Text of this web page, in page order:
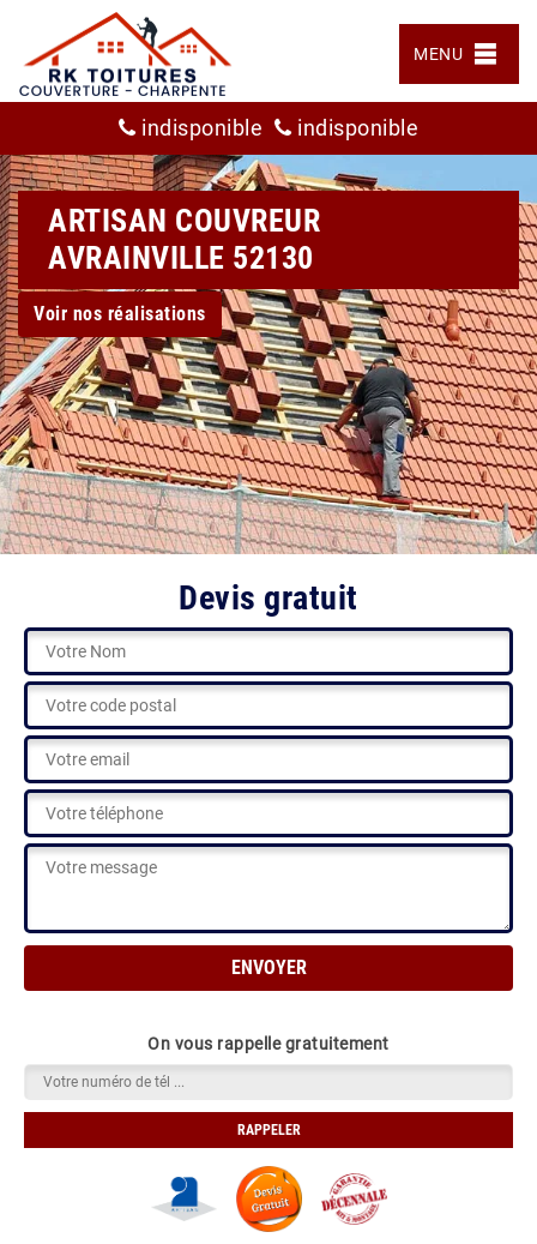
MENU
indisponible indisponible
ARTISAN COUVREUR
AVRAINVILLE 52130
Voir nos réalisations
Devis gratuit
On vous rappelle gratuitement